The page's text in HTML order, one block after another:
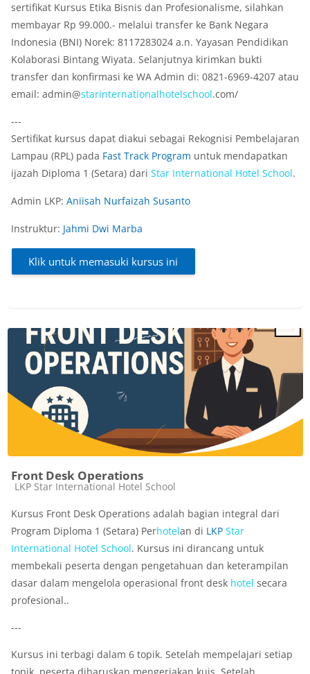
sertifikat Kursus Etika Bisnis dan Profesionalisme, silahkan
membayar Rp 99.000.- melalui transfer ke Bank Negara
Indonesia (BNI) Norek: 8117283024 a.n. Yayasan Pendidikan
Kolaborasi Bintang Wiyata. Selanjutnya kirimkan bukti
transfer dan konfirmasi ke WA Admin di: 0821-6969-4207 atau
email: admin@starinternationalhotelschool.com/
---
Sertifikat kursus dapat diakui sebagai Rekognisi Pembelajaran
Lampau (RPL) pada Fast Track Program untuk mendapatkan
ijazah Diploma 1 (Setara) dari Star International Hotel School.
Admin LKP: Aniisah Nurfaizah Susanto
Instruktur: Jahmi Dwi Marba
Klik untuk memasuki kursus ini
Front Desk Operations
Kategori kursus
LKP Star International Hotel School
Kursus Front Desk Operations adalah bagian integral dari
Program Diploma 1 (Setara) Perhotelan di LKP Star
International Hotel School. Kursus ini dirancang untuk
membekali peserta dengan pengetahuan dan keterampilan
dasar dalam mengelola operasional front desk hotel secara
profesional..
---
Kursus ini terbagi dalam 6 topik. Setelah mempelajari setiap